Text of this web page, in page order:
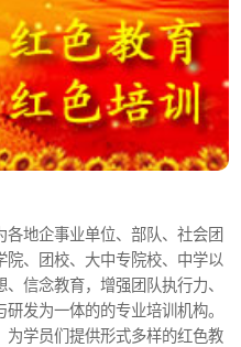
地企事业单位、部队、社会团
、团校、大中专院校、中学以
信念教育，增强团队执行力、
发为一体的的专业培训机构。
为学员们提供形式多样的红色教